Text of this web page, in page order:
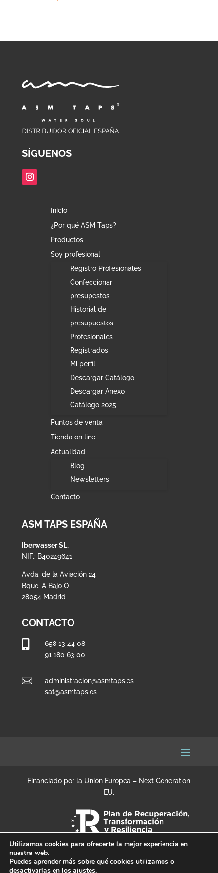
SÍGUENOS
Inicio
¿Por qué ASM Taps?
Productos
Soy profesional
Registro Profesionales
Confeccionar
presupestos
Historial de
presupuestos
Profesionales
Registrados
Mi perfil
Descargar Catálogo
Descargar Anexo
Catálogo 2025
Puntos de venta
Tienda on line
Actualidad
Blog
Newsletters
Contacto
ASM TAPS ESPAÑA
Iberwasser SL.
NIF.: B40249641
Avda. de la Aviación 24
Bque. A Bajo O
28054 Madrid
CONTACTO

658 13 44 08
91 180 63 00

administracion@asmtaps.es
sat@asmtaps.es
Financiado por la Unión Europea – Next Generation
EU.
Utilizamos cookies para ofrecerte la mejor experiencia en
nuestra web.
Puedes aprender más sobre qué cookies utilizamos o
desactivarlas en los ajustes.